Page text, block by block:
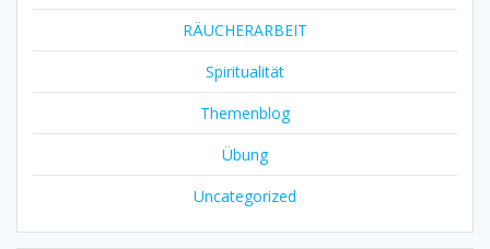
RÄUCHERARBEIT
Spiritualität
Themenblog
Übung
Uncategorized